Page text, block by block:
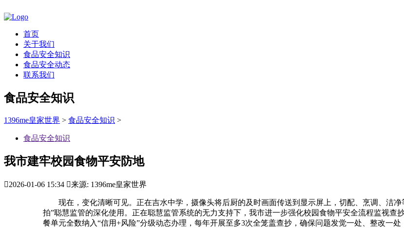
首页
关于我们
食品安全知识
食品安全动态
联系我们
食品安全知识
1396me皇家世界 > 食品安全知识 >
食品安全知识
我市建牢校园食物平安防地
2026-01-06 15:34 来源: 1396me皇家世界
现在，变化清晰可见。正在吉水中学，摄像头将后厨的及时画面传送到显示屏上，切配、烹调、洁净
拍”聪慧监管的深化使用。正在聪慧监管系统的无力支持下，我市进一步强化校园食物平安全流程监视查
餐单元全数纳入“信用+风险”分级动态办理，每年开展至多3次全笼盖查抄，确保问题发觉一处、整改一